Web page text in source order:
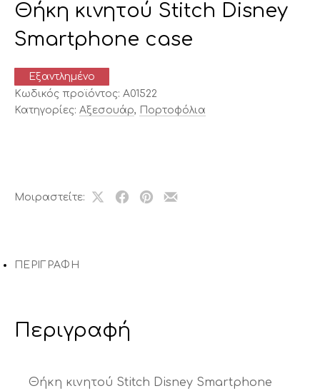
Θήκη κινητού Stitch Disney
Smartphone case
Εξαντλημένο
Κωδικός προϊόντος: A01522
Κατηγορίες: Αξεσουάρ, Πορτοφόλια
Μοιραστείτε:
ShareΜοιραστείτε
Μοιραστείτε
Μοιραστείτε
ΠΕΡΙΓΡΑΦΉ
Περιγραφή
Θήκη κινητού Stitch Disney Smartphone